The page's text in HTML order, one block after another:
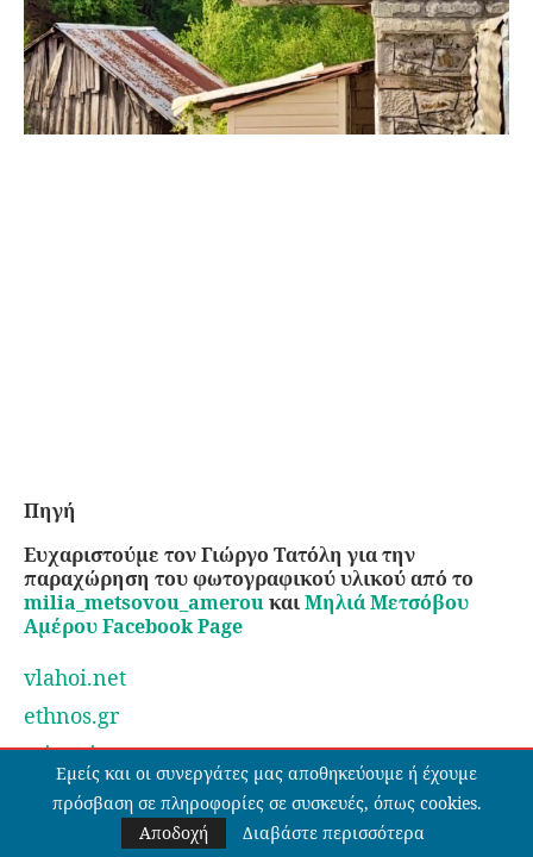
Πηγή
Ευχαριστούμε τον Γιώργο Τατόλη για την
παραχώρηση του φωτογραφικού υλικού από το
milia_metsovou_amerouκαιΜηλιά Μετσόβου
AμέρουFacebook Page
vlahoi.net
ethnos.gr
mixanitouxronou
salaminionvima
Εμείς και οι συνεργάτες μας αποθηκεύουμε ή έχουμε
πρόσβαση σε πληροφορίες σε συσκευές, όπως cookies.
Αποδοχή
Διαβάστε περισσότερα